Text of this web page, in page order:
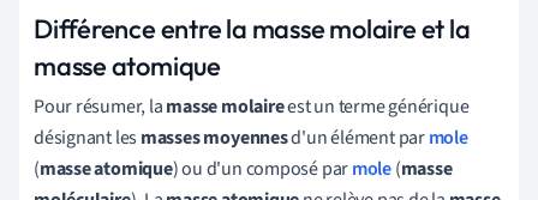
Différence entre la masse molaire et la
masse atomique
Pour résumer, lamasse molaireest un terme générique
désignant lesmasses moyennesd'un élément parmole
(masseatomique) ou d'un composé parmole(masse